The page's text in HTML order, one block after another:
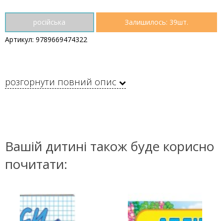
російська
Залишилось: 39шт.
Артикул: 9789669474322
розгорнути повний опис
Вашій дитині також буде корисно
почитати: